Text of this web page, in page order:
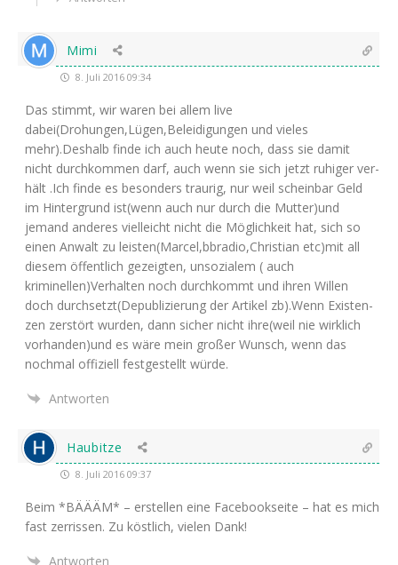
Mimi
8. Juli 2016 09:34
Das stimmt, wir waren bei allem live
dabei(Drohungen,Lügen,Beleidigungen und vie­les
mehr).Deshalb fin­de ich auch heu­te noch, dass sie damit
nicht durch­kom­men darf, auch wenn sie sich jetzt ruhi­ger ver­
hält .Ich fin­de es beson­ders trau­rig, nur weil schein­bar Geld
im Hin­ter­grund ist(wenn auch nur durch die Mutter)und
jemand ande­res viel­leicht nicht die Mög­lich­keit hat, sich so
einen Anwalt zu leisten(Marcel,bbradio,Christian etc)mit all
die­sem öffent­lich gezeig­ten, unso­zia­lem ( auch
kriminellen)Verhalten noch durch­kommt und ihren Wil­len
doch durchsetzt(Depublizierung der Arti­kel zb).Wenn Exis­ten­
zen zer­stört wur­den, dann sicher nicht ihre(weil nie wirk­lich
vorhanden)und es wäre mein gro­ßer Wunsch, wenn das
noch­mal offi­zi­ell fest­ge­stellt würde.
Antworten
Haubitze
8. Juli 2016 09:37
Beim *BÄÄÄM* – erstel­len eine Face­book­sei­te – hat es mich
fast zer­ris­sen. Zu köst­lich, vie­len Dank!
Antworten